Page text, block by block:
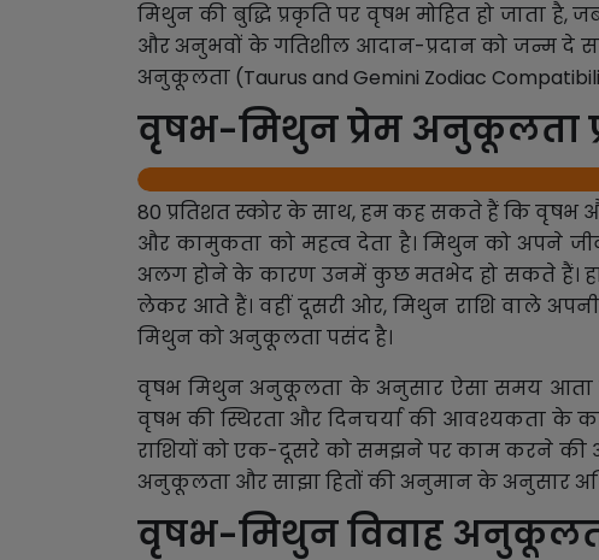
मिथुन की बुद्धि प्रकृति पर वृषभ मोहित हो जाता
और अनुभवों के गतिशील आदान-प्रदान को जन्म दे
अनुकूलता (Taurus and Gemini Zodiac
वृषभ-मिथुन प्रेम अनुकूलता
80 प्रतिशत स्कोर के साथ, हम कह सकते हैं कि वृषभ और
और कामुकता को महत्व देता है। मिथुन को अपने
अलग होने के कारण उनमें कुछ मतभेद हो सकते हैं।
लेकर आते हैं। वहीं दूसरी ओर, मिथुन राशि वाले
मिथुन को अनुकूलता पसंद है।
वृषभ मिथुन अनुकूलता के अनुसार ऐसा समय आता
वृषभ की स्थिरता और दिनचर्या की आवश्यकता के
राशियों को एक-दूसरे को समझने पर काम करने की
अनुकूलता और साझा हितों की अनुमान के अनुसार
वृषभ-मिथुन विवाह